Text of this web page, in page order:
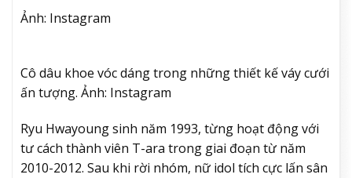
Ảnh: Instagram
Cô dâu khoe vóc dáng trong những thiết kế váy cưới
ấn tượng. Ảnh: Instagram
Ryu Hwayoung sinh năm 1993, từng hoạt động với
tư cách thành viên T-ara trong giai đoạn từ năm
2010-2012. Sau khi rời nhóm, nữ idol tích cực lấn sân